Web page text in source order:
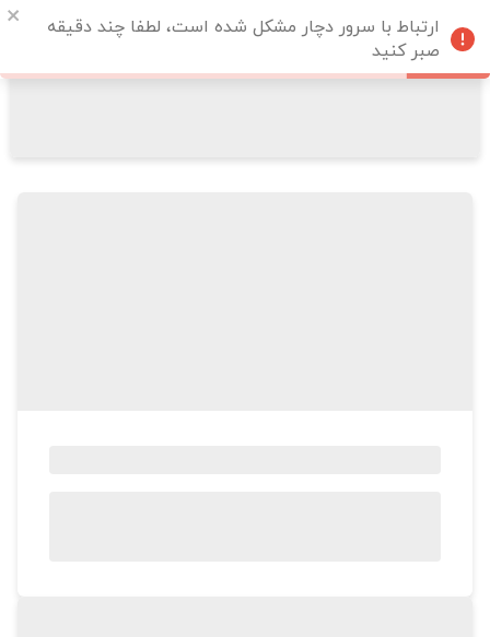
ارتباط با سرور دچار مشکل شده است، لطفا چند دقیقه
صبر کنید